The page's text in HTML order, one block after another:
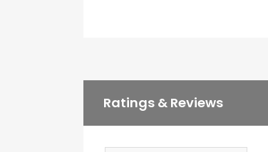
Ratings & Reviews